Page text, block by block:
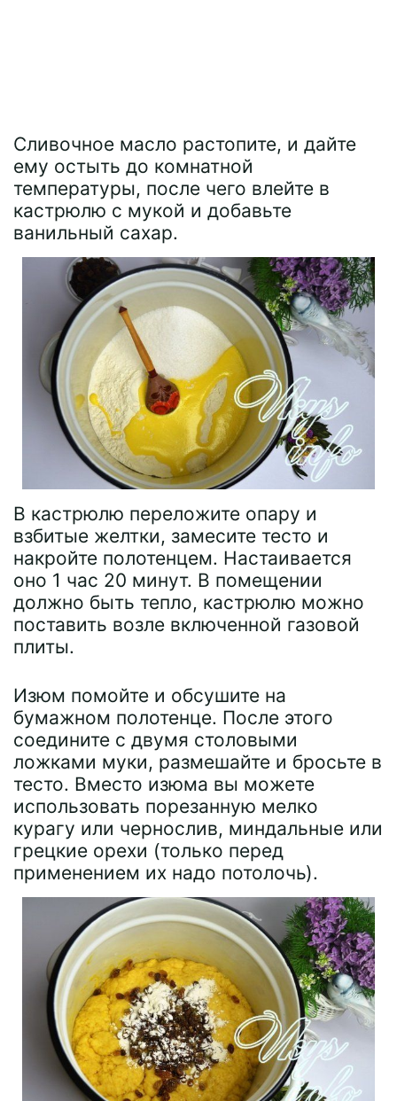
Сливочное масло растопите, и дайте
ему остыть до комнатной
температуры, после чего влейте в
кастрюлю с мукой и добавьте
ванильный сахар.
В кастрюлю переложите опару и
взбитые желтки, замесите тесто и
накройте полотенцем. Настаивается
оно 1 час 20 минут. В помещении
должно быть тепло, кастрюлю можно
поставить возле включенной газовой
плиты.
Изюм помойте и обсушите на
бумажном полотенце. После этого
соедините с двумя столовыми
ложками муки, размешайте и бросьте в
тесто. Вместо изюма вы можете
использовать порезанную мелко
курагу или чернослив, миндальные или
грецкие орехи (только перед
применением их надо потолочь).